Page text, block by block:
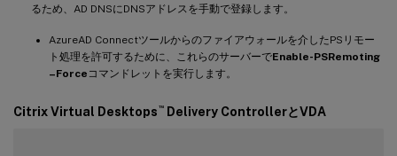
るため、AD DNSにDNSアドレスを手動で登録します。
AzureAD Connectツールからのファイアウォールを介したPSリモー
ト処理を許可するために、これらのサーバーでEnable-PSRemoting
–Force コマンドレットを実行します。
Citrix Virtual Desktops ™ Delivery ControllerとVDA